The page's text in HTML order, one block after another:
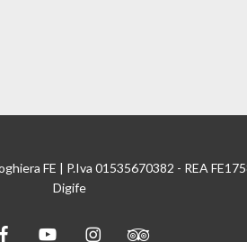
FE | P.Iva 01535670382 - REA
Digife
facebookyoutube instagramtripadvisor